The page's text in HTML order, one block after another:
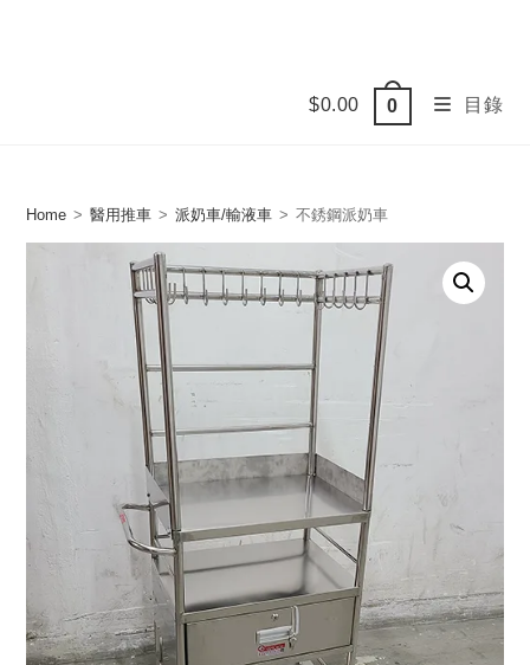
$0.00 0 目錄
Home > 醫用推車 > 派奶車/輸液車 > 不銹鋼派奶車